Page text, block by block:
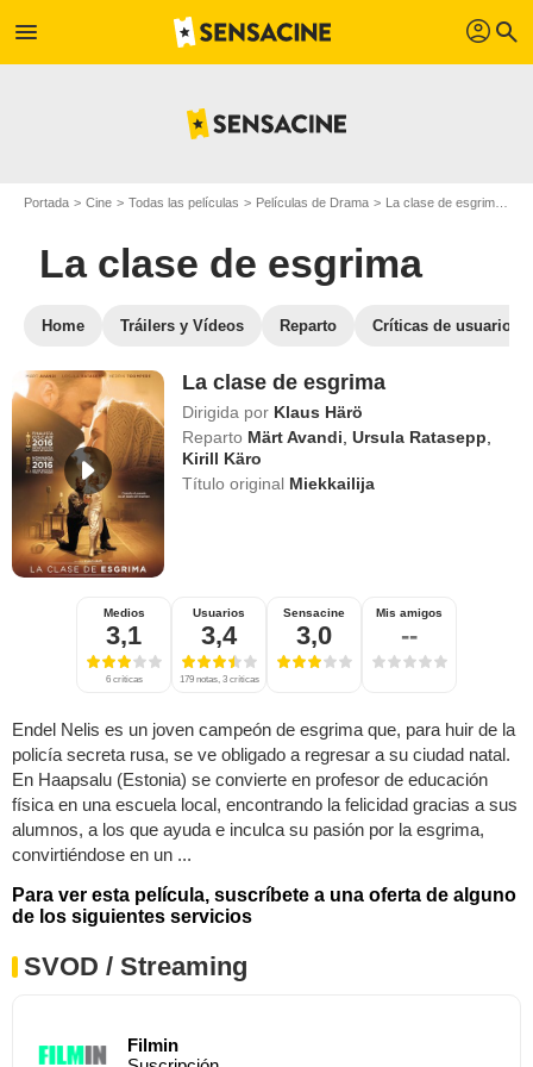
menu profil search
Portada Cine Todas las películas Películas de Drama La clase de esgrima
La clase de esgrima
Home Tráilers y Vídeos Reparto Críticas de usuarios
La clase de esgrima
Dirigida por Klaus Härö
Reparto Märt Avandi ,Ursula Ratasepp
Kirill Käro
Título original Miekkailija
Medios
3,1
6 críticas
Usuarios
3,4
179 notas, 3 críticas
Sensacine
3,0
Mis amigos
--
Endel Nelis es un joven campeón de esgrima que, para huir de la
policía secreta rusa, se ve obligado a regresar a su ciudad natal.
En Haapsalu (Estonia) se convierte en profesor de educación
física en una escuela local, encontrando la felicidad gracias a sus
alumnos, a los que ayuda e inculca su pasión por la esgrima,
convirtiéndose en un ...
Para ver esta película, suscríbete a una oferta de alguno
de los siguientes servicios
SVOD / Streaming
Filmin